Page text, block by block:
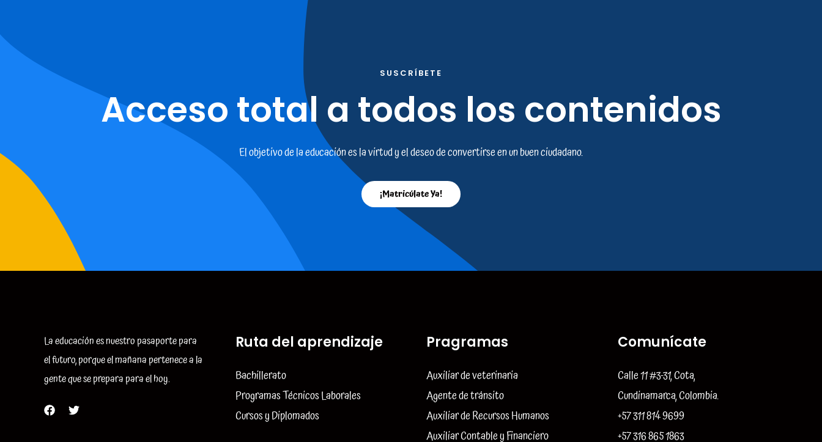
SUSCRÍBETE
Acceso total a todos los contenidos
El objetivo de la educación es la virtud y el deseo de convertirse en un buen ciudadano.
¡Matricúlate Ya!
La educación es nuestro pasaporte para
el futuro, porque el mañana pertenece a la
gente que se prepara para el hoy.
Ruta del aprendizaje
Bachillerato
Programas Técnicos Laborales
Cursos y Diplomados
Pragramas
Auxiliar de veterinaria
Agente de tránsito
Auxiliar de Recursos Humanos
Auxiliar Contable y Financiero
Comunícate
Calle 11 #3-31, Cota,
Cundinamarca, Colombia.
+57 311 814 9699
+57 316 865 1863